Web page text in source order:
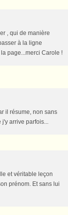
, qui de manière
à la ligne
page...merci Carole !
il résume, non sans
j'y arrive parfois...
et véritable leçon
prénom. Et sans lui